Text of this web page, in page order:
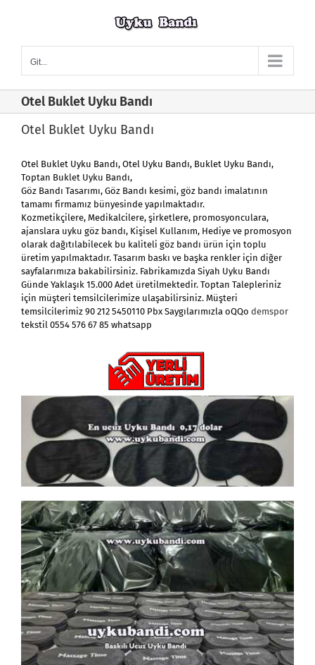
Git...
Otel Buklet Uyku Bandı
Otel Buklet Uyku Bandı
Otel Buklet Uyku Bandı, Otel Uyku Bandı, Buklet Uyku Bandı,
Toptan Buklet Uyku Bandı,
Göz Bandı Tasarımı, Göz Bandı kesimi, göz bandı imalatının
tamamı firmamız bünyesinde yapılmaktadır.
Kozmetikçilere, Medikalcilere, şirketlere, promosyonculara,
ajanslara uyku göz bandı, Kişisel Kullanım, Hediye ve promosyon
olarak dağıtılabilecek bu kaliteli göz bandı ürün için toplu
üretim yapılmaktadır. Tasarım baskı ve başka renkler için diğer
sayfalarımıza bakabilirsiniz. Fabrikamızda Siyah Uyku Bandı
Günde Yaklaşık 15.000 Adet üretilmektedir. Toptan Talepleriniz
için müşteri temsilcilerimize ulaşabilirsiniz. Müşteri
temsilcilerimiz 90 212 5450110 Pbx Saygılarımızla oQQo demspor
tekstil 0554 576 67 85 whatsapp